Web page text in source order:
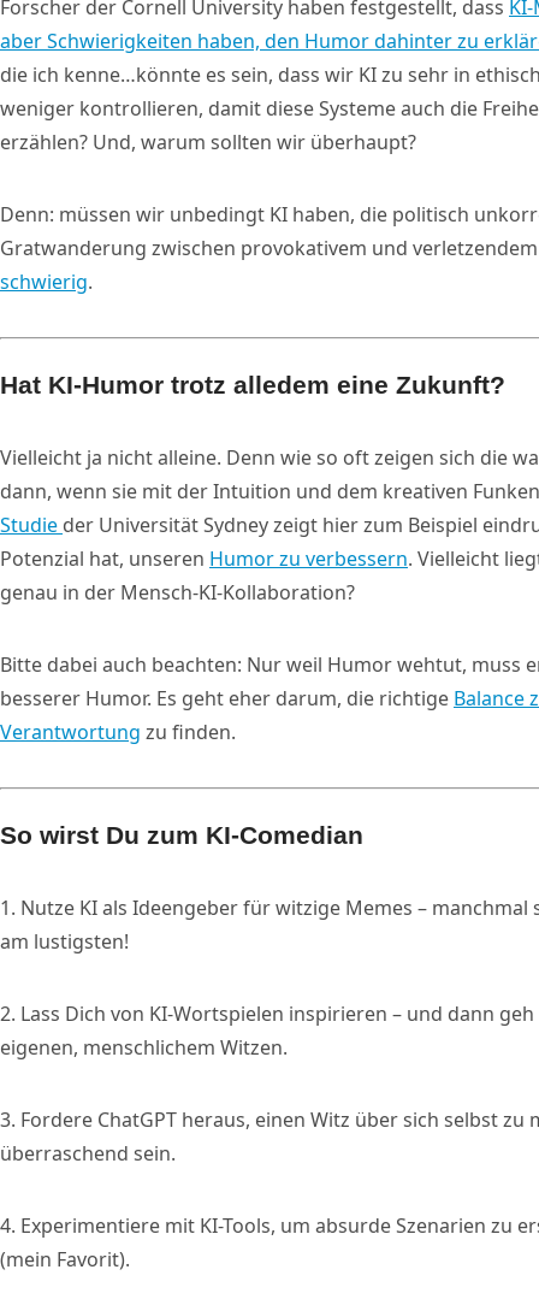
Forscher der Cornell University haben festgestellt, dass
aber Schwierigkeiten haben, den Humor dahinter zu
die ich kenne…könnte es sein, dass wir KI zu sehr in
weniger kontrollieren, damit diese Systeme auch die
erzählen? Und, warum sollten wir überhaupt?
Denn: müssen wir unbedingt KI haben, die politisch
Gratwanderung zwischen provokativem und
schwierig.
Hat KI-Humor trotz alledem eine Zukunft?
Vielleicht ja nicht alleine. Denn wie so oft zeigen sich die
dann, wenn sie mit der Intuition und dem kreativen
Studie der Universität Sydney zeigt hier zum Beispiel
Potenzial hat, unseren Humor zu verbessern. Vielleicht
genau in der Mensch-KI-Kollaboration?
Bitte dabei auch beachten: Nur weil Humor wehtut, muss
besserer Humor. Es geht eher darum, die richtige Balance
Verantwortung zu finden.
So wirst Du zum KI-Comedian
1. Nutze KI als Ideengeber für witzige Memes –
am lustigsten!
2. Lass Dich von KI-Wortspielen inspirieren – und dann
eigenen, menschlichem Witzen.
3. Fordere ChatGPT heraus, einen Witz über sich selbst
überraschend sein.
4. Experimentiere mit KI-Tools, um absurde Szenarien zu
(mein Favorit).